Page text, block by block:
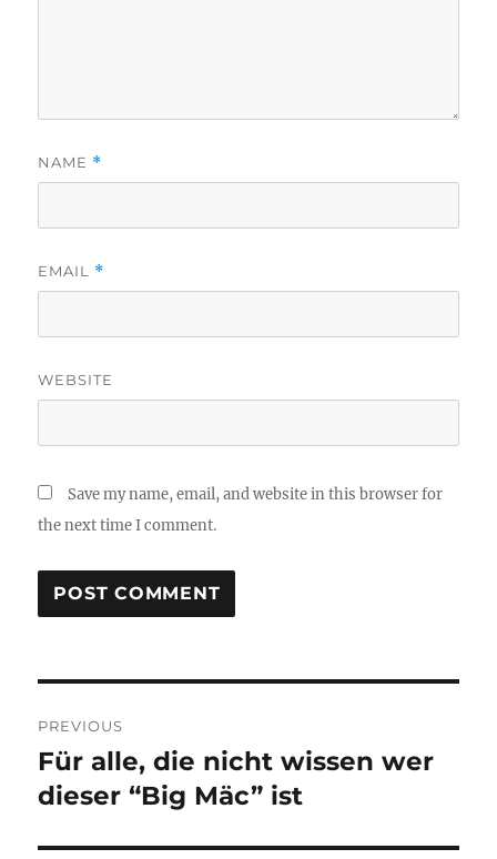
NAME *
EMAIL *
WEBSITE
Save my name, email, and website in this browser for
the next time I comment.
navigation
PREVIOUS
Previous
post:
Für alle, die nicht wissen wer
dieser “Big Mäc” ist